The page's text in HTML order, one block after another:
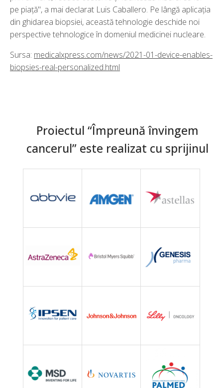
pe piață", a mai declarat Luis Caballero. Pe lângă aplicația
din ghidarea biopsiei, această tehnologie deschide noi
perspective tehnologice în domeniul medicinei nucleare.
Sursa: medicalxpress.com/news/2021-01-device-enables-
biopsies-real-personalized.html
Proiectul “Împreună învingem
cancerul” este realizat cu sprijinul